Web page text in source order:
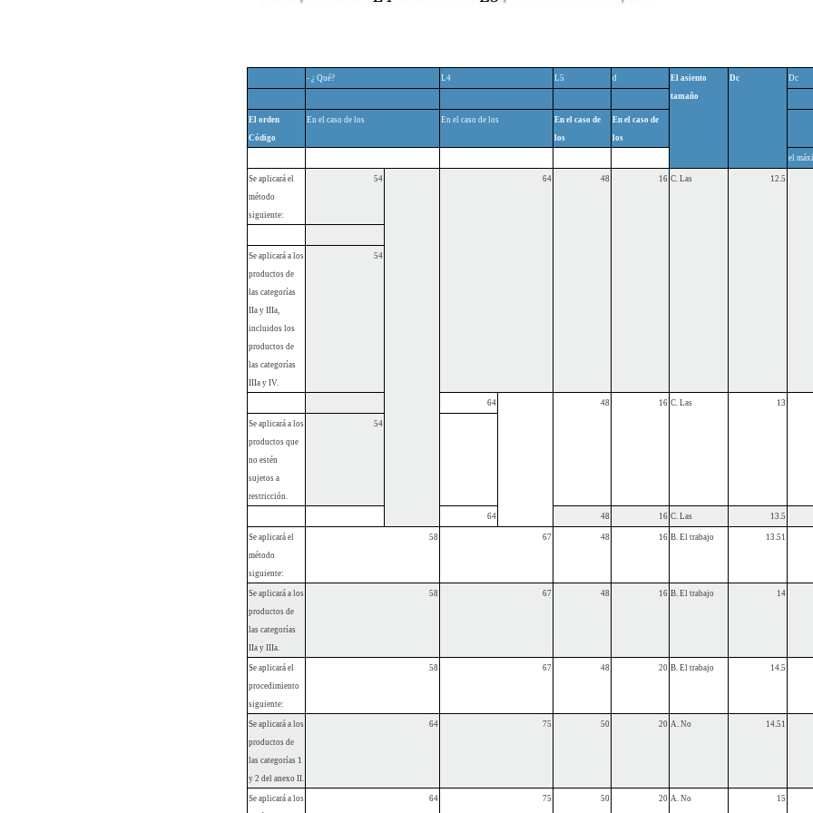
- ¿ Qué? L4 L5 d
El asiento
tamaño
Dc Dc
El orden
Código
En el caso de los En el caso de los
En el caso de
los
En el caso de
los
el
Se aplicará el
método
siguiente:
54 64 48 16 C. Las 12.5
Se aplicará a los
productos de
las categorías
IIa y IIIa,
incluidos los
productos de
las categorías
IIIa y IV.
54
64 48 16 C. Las 13
Se aplicará a los
productos que
no estén
sujetos a
restricción.
54
64 48 16 C. Las 13.5
Se aplicará el
método
siguiente:
58 67 48 16 B. El trabajo 13.51
Se aplicará a los
productos de
las categorías
IIa y IIIa.
58 67 48 16 B. El trabajo 14
Se aplicará el
procedimiento
siguiente:
58 67 48 20 B. El trabajo 14.5
Se aplicará a los
productos de
las categorías 1
y 2 del anexo II.
64 75 50 20 A. No 14.51
Se aplicará a los
64 75 50 20 A. No 15